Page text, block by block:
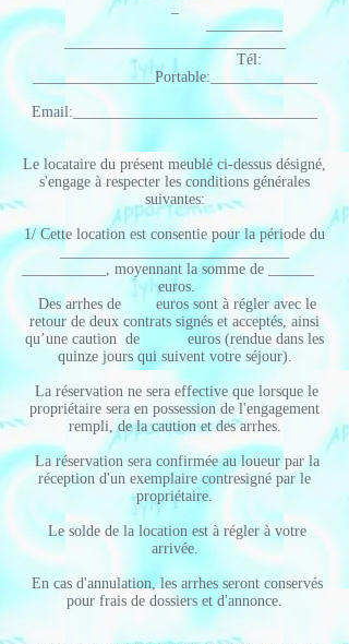
__________
_____________________________
Tél:
________________Portable:______________
Email:________________________________
Le locataire du présent meublé ci-dessus désigné,
s'engage à respecter les conditions générales
suivantes:
1/ Cette location est consentie pour la période du
______________________________
___________, moyennant la somme de ______
euros.
Des arrhes de euros sont à régler avec le
retour de deux contrats signés et acceptés, ainsi
qu’une caution de euros (rendue dans les
quinze jours qui suivent votre séjour).
La réservation ne sera effective que lorsque le
propriétaire sera en possession de l'engagement
rempli, de la caution et des arrhes.
La réservation sera confirmée au loueur par la
réception d'un exemplaire contresigné par le
propriétaire.
Le solde de la location est à régler à votre
arrivée.
En cas d'annulation, les arrhes seront conservés
pour frais de dossiers et d'annonce.